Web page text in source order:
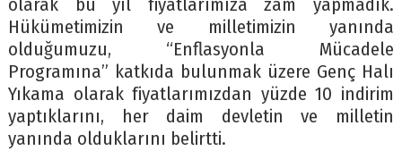
olarak bu yıl fiyatlarımıza zam yapmadık.
Hükümetimizin ve milletimizin yanında
olduğumuzu, “Enflasyonla Mücadele
Programına” katkıda bulunmak üzere Genç Halı
Yıkama olarak fiyatlarımızdan yüzde 10 indirim
yaptıklarını, her daim devletin ve milletin
yanında olduklarını belirtti.